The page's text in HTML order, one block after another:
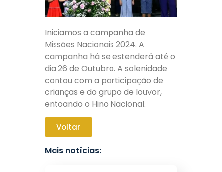
Iniciamos a campanha de
Missões Nacionais 2024. A
campanha há se estenderá até o
dia 26 de Outubro. A solenidade
contou com a participação de
crianças e do grupo de louvor,
entoando o Hino Nacional.
Voltar
Mais notícias: